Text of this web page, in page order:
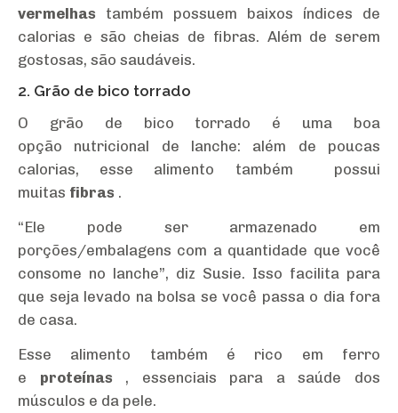
vermelhas também possuem baixos índices de
calorias e são cheias de fibras. Além de serem
gostosas, são saudáveis.
2. Grão de bico torrado
O grão de bico torrado é uma boa
opção nutricional de lanche: além de poucas
calorias, esse alimento também possui
muitas fibras .
“Ele pode ser armazenado em
porções/embalagens com a quantidade que você
consome no lanche”, diz Susie. Isso facilita para
que seja levado na bolsa se você passa o dia fora
de casa.
Esse alimento também é rico em ferro
e proteínas , essenciais para a saúde dos
músculos e da pele.